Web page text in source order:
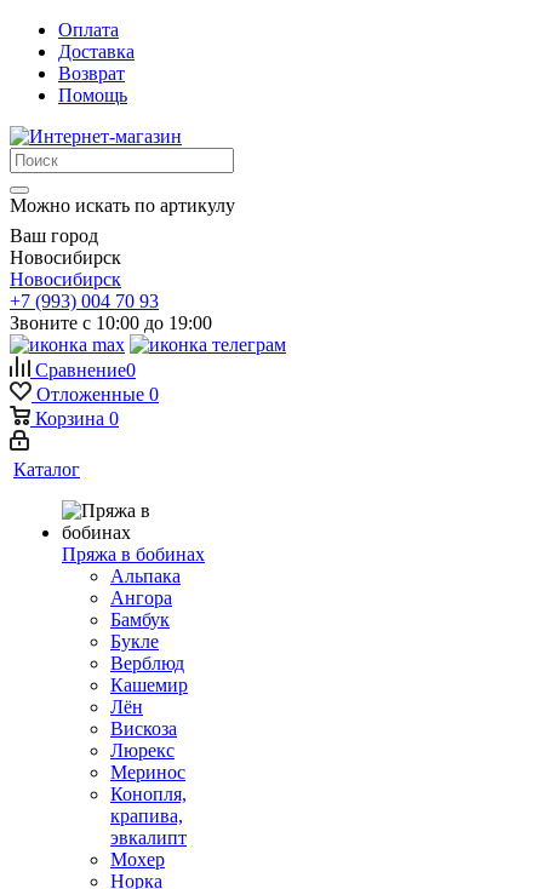
Оплата
Доставка
Возврат
Помощь
Можно искать по артикулу
Ваш город
Новосибирск
Новосибирск
+7 (993) 004 70 93
Звоните с 10:00 до 19:00
Сравнение0
Отложенные 0
Корзина 0
Каталог
Пряжа в бобинах
Альпака
Ангора
Бамбук
Букле
Верблюд
Кашемир
Лён
Вискоза
Люрекс
Меринос
Конопля,
крапива,
эвкалипт
Мохер
Норка